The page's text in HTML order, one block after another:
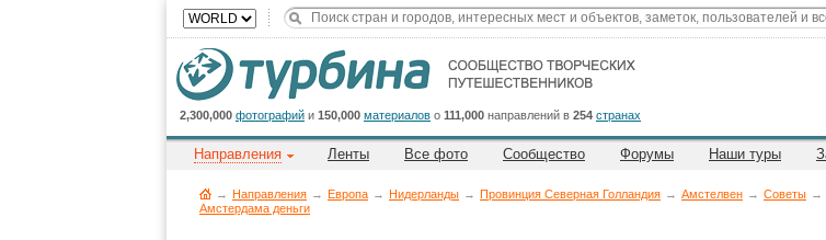
2,300,000 фотографий и 150,000 материалов о 111,000 направлений в 254 странах
Направления Ленты Все фото Сообщество Форумы Наши туры
→ Направления → Европа → Нидерланды → Провинция Северная Голландия → Амстелвен → Советы →
Амстердама деньги